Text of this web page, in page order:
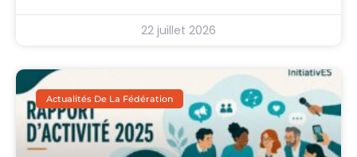
22 juillet 2026
Actualités De La Fédération